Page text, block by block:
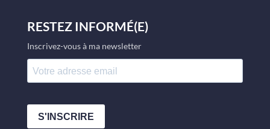
RESTEZ INFORMÉ(E)
Inscrivez-vous à ma newsletter
S'INSCRIRE